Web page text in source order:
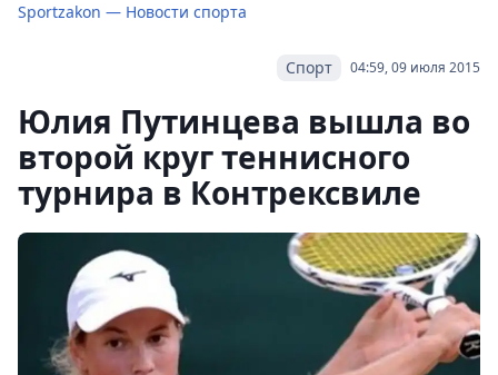
Sportzakon — Новости спорта
04:59, 09 июля 2015
Спорт
Юлия Путинцева вышла во
второй круг теннисного
турнира в Контрексвиле